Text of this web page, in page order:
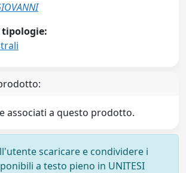
tipologie:
associati a questo prodotto.
scaricare e condividere i
a testo pieno in UNITESI